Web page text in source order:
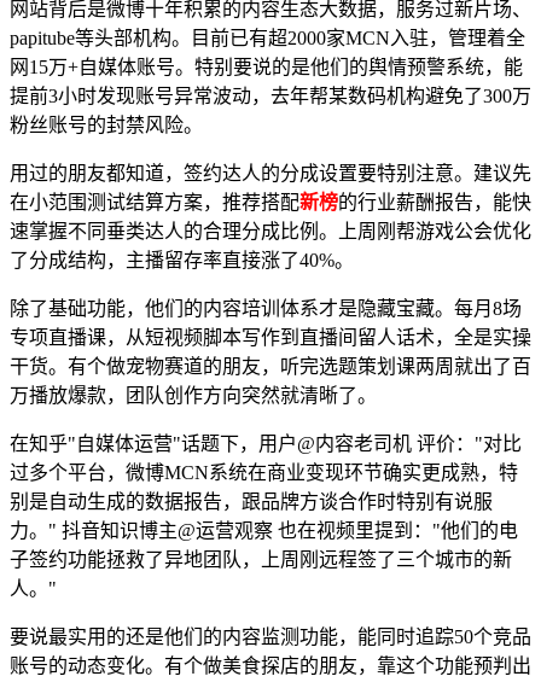
网站背后是微博十年积累的内容生态大数据，服务过新片场、
papitube等头部机构。目前已有超2000家MCN入驻，管理着全
网15万+自媒体账号。特别要说的是他们的舆情预警系统，能
提前3小时发现账号异常波动，去年帮某数码机构避免了300万
粉丝账号的封禁风险。
用过的朋友都知道，签约达人的分成设置要特别注意。建议先
在小范围测试结算方案，推荐搭配新榜的行业薪酬报告，能快
速掌握不同垂类达人的合理分成比例。上周刚帮游戏公会优化
了分成结构，主播留存率直接涨了40%。
除了基础功能，他们的内容培训体系才是隐藏宝藏。每月8场
专项直播课，从短视频脚本写作到直播间留人话术，全是实操
干货。有个做宠物赛道的朋友，听完选题策划课两周就出了百
万播放爆款，团队创作方向突然就清晰了。
在知乎"自媒体运营"话题下，用户@内容老司机 评价："对比
过多个平台，微博MCN系统在商业变现环节确实更成熟，特
别是自动生成的数据报告，跟品牌方谈合作时特别有说服
力。" 抖音知识博主@运营观察 也在视频里提到："他们的电
子签约功能拯救了异地团队，上周刚远程签了三个城市的新
人。"
要说最实用的还是他们的内容监测功能，能同时追踪50个竞品
账号的动态变化。有个做美食探店的朋友，靠这个功能预判出